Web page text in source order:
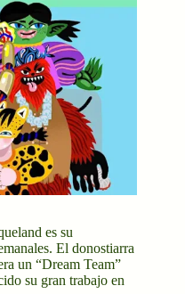
es su
El donostiarra
un “Dream Team”
su gran trabajo en